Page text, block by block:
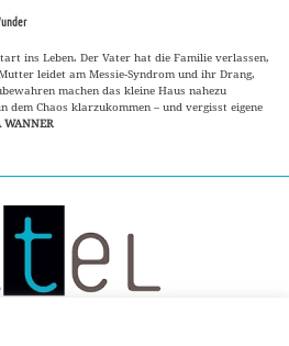
ins Leben. Der Vater hat die Familie verlassen,
leidet am Messie-Syndrom und ihr Drang,
machen das kleine Haus nahezu
dem Chaos klarzukommen – und vergisst eigene
WANNER